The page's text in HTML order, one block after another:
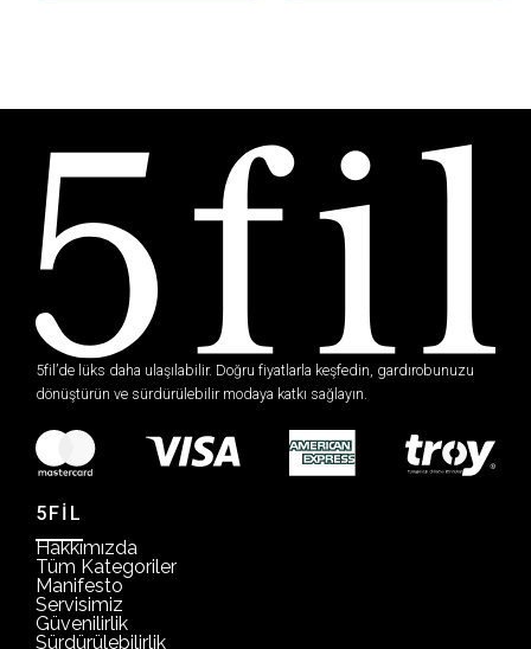
5fil’de lüks daha ulaşılabilir. Doğru fiyatlarla keşfedin, gardırobunuzu
dönüştürün ve sürdürülebilir modaya katkı sağlayın.
5FİL
Hakkımızda
Tüm Kategoriler
Manifesto
Servisimiz
Güvenilirlik
Sürdürülebilirlik